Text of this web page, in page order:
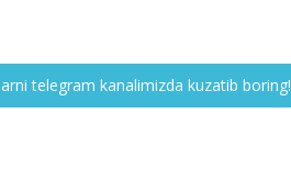
telegram kanalimizda kuzatib boring!